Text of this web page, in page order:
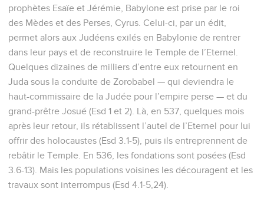
prophètes Esaïe et Jérémie, Babylone est prise par le roi
des Mèdes et des Perses, Cyrus. Celui-ci, par un édit,
permet alors aux Judéens exilés en Babylonie de rentrer
dans leur pays et de reconstruire le Temple de l’Eternel.
Quelques dizaines de milliers d’entre eux retournent en
Juda sous la conduite de Zorobabel — qui deviendra le
haut-commissaire de la Judée pour l’empire perse — et du
grand-prêtre Josué (Esd 1 et 2). Là, en 537, quelques mois
après leur retour, ils rétablissent l’autel de l’Eternel pour lui
offrir des holocaustes (Esd 3.1-5), puis ils entreprennent de
rebâtir le Temple. En 536, les fondations sont posées (Esd
3.6-13). Mais les populations voisines les découragent et les
travaux sont interrompus (Esd 4.1-5,24).